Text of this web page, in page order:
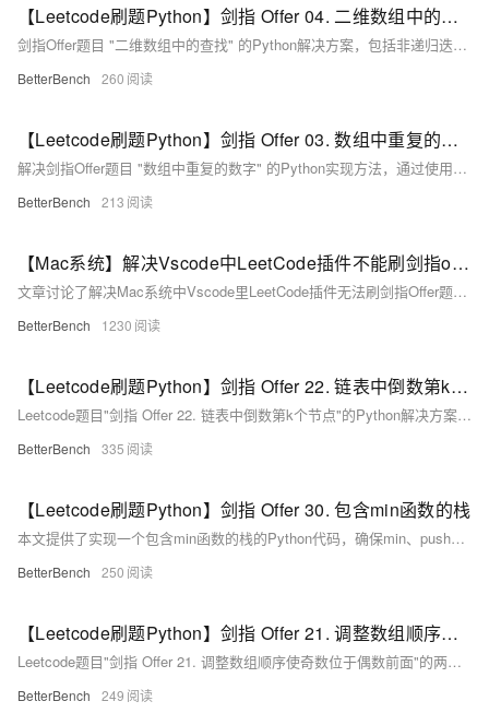
【Leetcode刷题Python】剑指 Offer 04. 二维数组中的查找
剑指Offer题目 "二维数组中的查找" 的Python解决方案，包括非递归迭代、递归以及使用内置函数的二分查找方法，以判断一个有序的二维数组中是否含有给定整数。
BetterBench 260
【Leetcode刷题Python】剑指 Offer 03. 数组中重复的数字
解决剑指Offer题目 "数组中重复的数字" 的Python实现方法，通过使用字典来记录数组中每个数字的出现次数，快速找出重复的数字。
BetterBench 213
【Mac系统】解决Vscode中LeetCode插件不能刷剑指offer题库
文章讨论了解决Mac系统中Vscode里LeetCode插件无法刷剑指Offer题库的问题，并提供了一些相关的使用技巧和资源链接。
BetterBench 1230
【Leetcode刷题Python】剑指 Offer 22. 链表中倒数第k个节点
Leetcode题目"剑指 Offer 22. 链表中倒数第k个节点"的Python解决方案，使用双指针法找到并返回链表中倒数第k个节点。
BetterBench 335
【Leetcode刷题Python】剑指 Offer 30. 包含min函数的栈
本文提供了实现一个包含min函数的栈的Python代码，确保min、push和pop操作的时间复杂度为O(1)。
BetterBench 250
【Leetcode刷题Python】剑指 Offer 21. 调整数组顺序使奇数位于偶数前面
Leetcode题目"剑指 Offer 21. 调整数组顺序使奇数位于偶数前面"的两种Python解决方案，一种是使用双端队列调整数组顺序，另一种是使用双指针法将奇数移到数组前半部分，偶数移到后半部分。
BetterBench 249